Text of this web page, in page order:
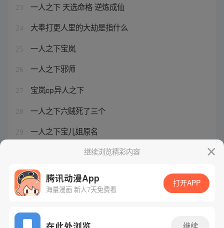
23 一人之下 天选命格 逆炼成仙
24 大奉打更人里的大劫是指什么
25 一人之下宝岚
26 一人之下邪师
27 宝岚cp异人之下
28 一人之下六贼死了三个
29 一人之下宝儿姐原名
一人之下漫画冯宝宝继续浏览精彩内容
腾讯动漫App
海量漫画 新人7天免费看
打开APP
继续
网站备案/许可证号：粤B2-20090059-5